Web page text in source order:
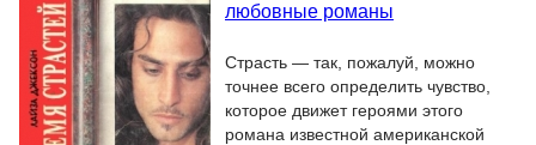
любовные романы
Страсть — так, пожалуй, можно
точнее всего определить чувство,
которое движет героями этого
романа известной американской